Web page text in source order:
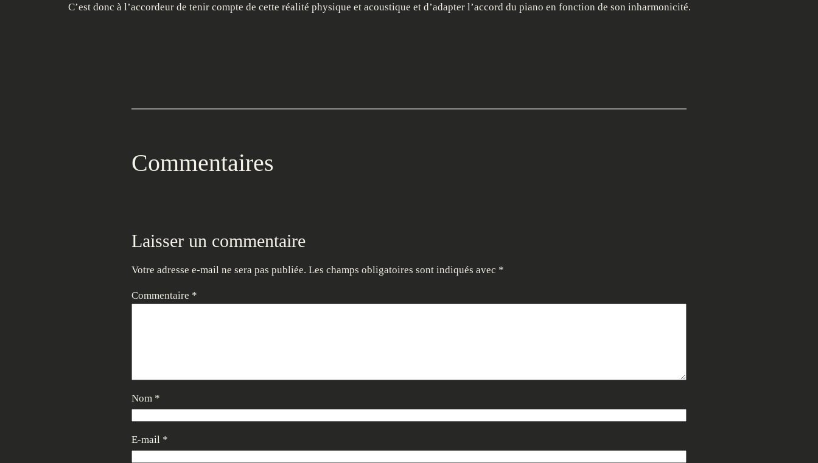
C’est donc à l’accordeur de tenir compte de cette réalité physique et acoustique et d’adapter l’accord du piano en fonction de son inharmonicité.
Commentaires
Laisser un commentaire
Votre adresse e-mail ne sera pas publiée. Les champs obligatoires sont indiqués avec *
Commentaire *
Nom *
E-mail *